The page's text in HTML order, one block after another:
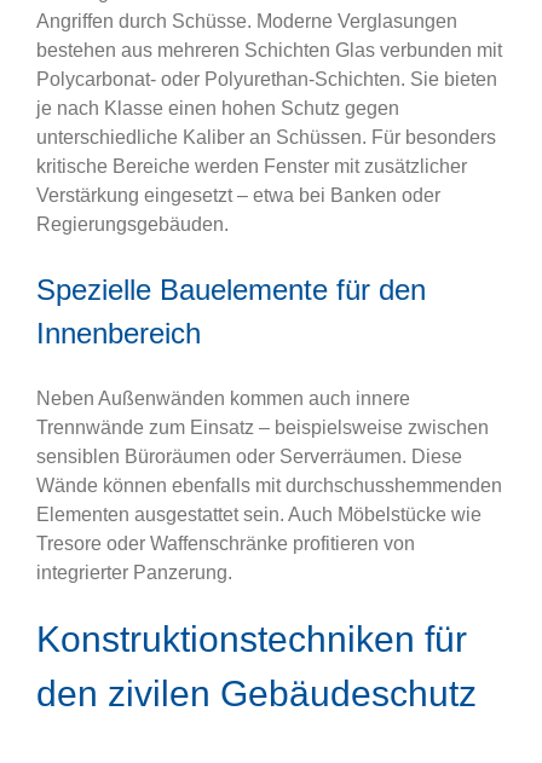
Angriffen durch Schüsse. Moderne Verglasungen
bestehen aus mehreren Schichten Glas verbunden mit
Polycarbonat- oder Polyurethan-Schichten. Sie bieten
je nach Klasse einen hohen Schutz gegen
unterschiedliche Kaliber an Schüssen. Für besonders
kritische Bereiche werden Fenster mit zusätzlicher
Verstärkung eingesetzt – etwa bei Banken oder
Regierungsgebäuden.
Spezielle Bauelemente für den
Innenbereich
Neben Außenwänden kommen auch innere
Trennwände zum Einsatz – beispielsweise zwischen
sensiblen Büroräumen oder Serverräumen. Diese
Wände können ebenfalls mit durchschusshemmenden
Elementen ausgestattet sein. Auch Möbelstücke wie
Tresore oder Waffenschränke profitieren von
integrierter Panzerung.
Konstruktionstechniken für
den zivilen Gebäudeschutz